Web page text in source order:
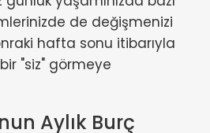
de değişmenizi
hafta sonu itibarıyla
"siz" görmeye
Aylık Burç